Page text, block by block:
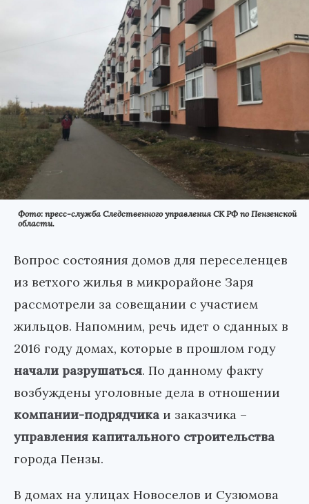
Фото: пресс-служба Следственного управления СК РФ по Пензенской
области.
Вопрос состояния домов для переселенцев
из ветхого жилья в микрорайоне Заря
рассмотрели за совещании с участием
жильцов. Напомним, речь идет о сданных в
2016 году домах, которые в прошлом году
начали разрушаться. По данному факту
возбуждены уголовные дела в отношении
компании-подрядчика и заказчика –
управления капитального строительства
города Пензы.
В домах на улицах Новоселов и Сузюмова